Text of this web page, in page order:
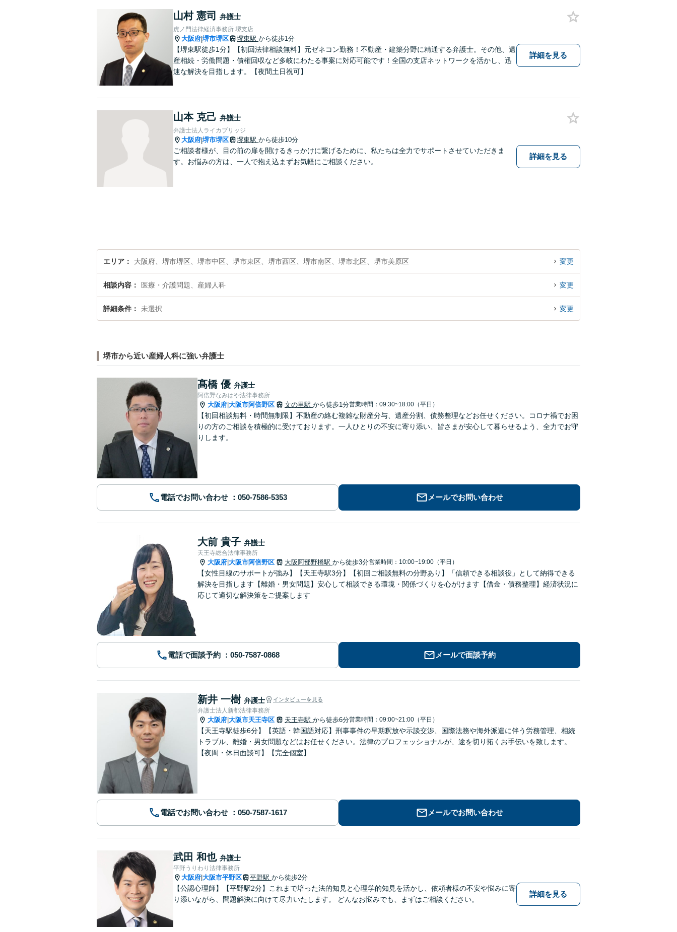
山村 憲司 弁護士
虎ノ門法律経済事務所 堺支店
大阪府|堺市堺区 堺東駅 から徒歩1分
【堺東駅徒歩1分】【初回法律相談無料】元ゼネコン勤務！不動産・建築分野に精通する弁護士。その他、遺
産相続・労働問題・債権回収など多岐にわたる事案に対応可能です！全国の支店ネットワークを活かし、迅
速な解決を目指します。【夜間土日祝可】
詳細を見る
山本 克己 弁護士
弁護士法人ライカブリッジ
大阪府|堺市堺区 堺東駅 から徒歩10分
ご相談者様が、目の前の扉を開けるきっかけに繋げるために、私たちは全力でサポートさせていただきま
す。お悩みの方は、一人で抱え込まずお気軽にご相談ください。
詳細を見る
エリア 大阪府、堺市堺区、堺市中区、堺市東区、堺市西区、堺市南区、堺市北区、堺市美原区 変更
相談内容 医療・介護問題、産婦人科 変更
詳細条件 未選択 変更
堺市から近い産婦人科に強い弁護士
髙橋 優 弁護士
阿倍野なみはや法律事務所
大阪府 大阪市阿倍野区 文の里駅 から徒歩1分営業時間：09:30~18:00（平日）
【初回相談無料・時間無制限】不動産の絡む複雑な財産分与、遺産分割、債務整理などお任せください。コロナ禍でお困
りの方のご相談を積極的に受けております。一人ひとりの不安に寄り添い、皆さまが安心して暮らせるよう、全力でお守
りします。
電話でお問い合わせ メールでお問い合わせ
大前 貴子 弁護士
天王寺総合法律事務所
大阪府 大阪市阿倍野区 大阪阿部野橋駅 から徒歩3分営業時間：10:00~19:00（平日）
【女性目線のサポートが強み】【天王寺駅3分】【初回ご相談無料の分野あり】「信頼できる相談役」として納得できる
解決を目指します【離婚・男女問題】安心して相談できる環境・関係づくりを心がけます【借金・債務整理】経済状況に
応じて適切な解決策をご提案します
電話で面談予約 メールで面談予約
新井 一樹 弁護士 インタビューを見る
弁護士法人新都法律事務所
大阪府 大阪市天王寺区 天王寺駅 から徒歩6分営業時間：09:00~21:00（平日）
【天王寺駅徒歩6分】【英語・韓国語対応】刑事事件の早期釈放や示談交渉、国際法務や海外派遣に伴う労務管理、相続
トラブル、離婚・男女問題などはお任せください。法律のプロフェッショナルが、途を切り拓くお手伝いを致します。
【夜間・休日面談可】【完全個室】
電話でお問い合わせ メールでお問い合わせ
武田 和也 弁護士
平野うりわり法律事務所
大阪府 大阪市平野区 平野駅 から徒歩2分
【公認心理師】【平野駅2分】これまで培った法的知見と心理学的知見を活かし、依頼者様の不安や悩みに寄
り添いながら、問題解決に向けて尽力いたします。 どんなお悩みでも、まずはご相談ください。
詳細を見る